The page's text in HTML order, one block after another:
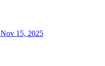
Nov 15, 2025